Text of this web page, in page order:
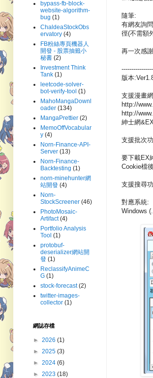
隨筆:
有網友詢
徑(不需額
再一次感
版本
支援漫畫
http://
http://
紳士網
支援批次
要下載EX
Cookie檔
支援搜尋
對應系統:
Windows
bypass-fb-block-
website-algorithm-
bug (1)
ChaldeaStockObs
ervatory (4)
FB粉絲專頁機器人
開發 - 股票抽籤小
秘書 (2)
Investment Think
Tank (1)
leetcode-solver-
bot-verify-tool (1)
MahoMangaDownl
oader (134)
MangaPrettier (2)
MemoOffVocabular
y (4)
Norn-Finance-API-
Server (13)
Norn-Finance-
Backtesting (1)
norn-minehunter網
站開發 (4)
Norn-
StockScreener (46)
PhotoMosaic-
Artifact (4)
Portfolio Analysis
Tool (1)
protobuf-
deserializer網站開
發 (1)
ReclassifyAnimeC
G (1)
stock-forecast (2)
twitter-images-
collector (1)
網誌存檔
► 2026 (1)
► 2025 (3)
► 2024 (6)
► 2023 (18)